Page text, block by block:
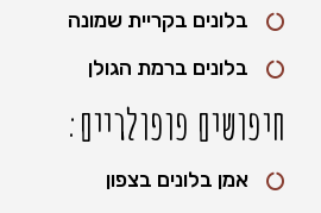
בלונים בקריית שמונה
בלונים ברמת הגולן
חיפושים פופולריים:
אמן בלונים בצפון